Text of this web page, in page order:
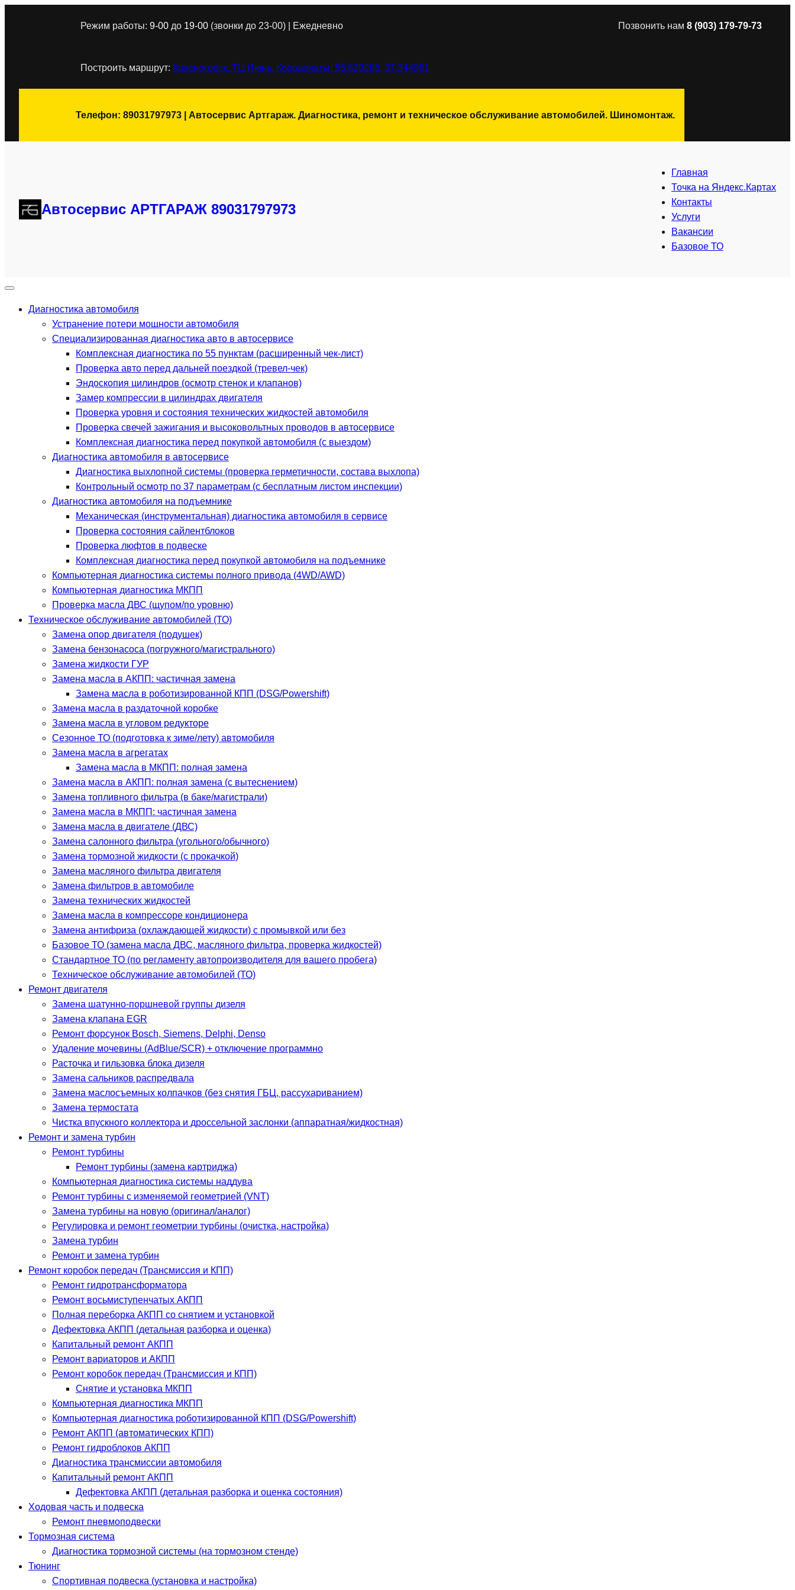
Режим работы: 9-00 до 19-00 (звонки до 23-00) | Ежедневно Позвонить нам 8 (903) 179-79-73
Построить маршрут: Красногорск, ТЦ Июнь, Координаты: 55.820288, 37.344961
Телефон: 89031797973 | Автосервис Артгараж. Диагностика, ремонт и техническое обслуживание автомобилей. Шиномонтаж.
Автосервис АРТГАРАЖ 89031797973
Главная
Точка на Яндекс.Картах
Контакты
Услуги
Вакансии
Базовое ТО
Диагностика автомобиля
Устранение потери мощности автомобиля
Специализированная диагностика авто в автосервисе
Комплексная диагностика по 55 пунктам (расширенный чек-лист)
Проверка авто перед дальней поездкой (тревел-чек)
Эндоскопия цилиндров (осмотр стенок и клапанов)
Замер компрессии в цилиндрах двигателя
Проверка уровня и состояния технических жидкостей автомобиля
Проверка свечей зажигания и высоковольтных проводов в автосервисе
Комплексная диагностика перед покупкой автомобиля (с выездом)
Диагностика автомобиля в автосервисе
Диагностика выхлопной системы (проверка герметичности, состава выхлопа)
Контрольный осмотр по 37 параметрам (с бесплатным листом инспекции)
Диагностика автомобиля на подъемнике
Механическая (инструментальная) диагностика автомобиля в сервисе
Проверка состояния сайлентблоков
Проверка люфтов в подвеске
Комплексная диагностика перед покупкой автомобиля на подъемнике
Компьютерная диагностика системы полного привода (4WD/AWD)
Компьютерная диагностика МКПП
Проверка масла ДВС (щупом/по уровню)
Техническое обслуживание автомобилей (ТО)
Замена опор двигателя (подушек)
Замена бензонасоса (погружного/магистрального)
Замена жидкости ГУР
Замена масла в АКПП: частичная замена
Замена масла в роботизированной КПП (DSG/Powershift)
Замена масла в раздаточной коробке
Замена масла в угловом редукторе
Сезонное ТО (подготовка к зиме/лету) автомобиля
Замена масла в агрегатах
Замена масла в МКПП: полная замена
Замена масла в АКПП: полная замена (с вытеснением)
Замена топливного фильтра (в баке/магистрали)
Замена масла в МКПП: частичная замена
Замена масла в двигателе (ДВС)
Замена салонного фильтра (угольного/обычного)
Замена тормозной жидкости (с прокачкой)
Замена масляного фильтра двигателя
Замена фильтров в автомобиле
Замена технических жидкостей
Замена масла в компрессоре кондиционера
Замена антифриза (охлаждающей жидкости) с промывкой или без
Базовое ТО (замена масла ДВС, масляного фильтра, проверка жидкостей)
Стандартное ТО (по регламенту автопроизводителя для вашего пробега)
Техническое обслуживание автомобилей (ТО)
Ремонт двигателя
Замена шатунно-поршневой группы дизеля
Замена клапана EGR
Ремонт форсунок Bosch, Siemens, Delphi, Denso
Удаление мочевины (AdBlue/SCR) + отключение программно
Расточка и гильзовка блока дизеля
Замена сальников распредвала
Замена маслосъемных колпачков (без снятия ГБЦ, рассухариванием)
Замена термостата
Чистка впускного коллектора и дроссельной заслонки (аппаратная/жидкостная)
Ремонт и замена турбин
Ремонт турбины
Ремонт турбины (замена картриджа)
Компьютерная диагностика системы наддува
Ремонт турбины с изменяемой геометрией (VNT)
Замена турбины на новую (оригинал/аналог)
Регулировка и ремонт геометрии турбины (очистка, настройка)
Замена турбин
Ремонт и замена турбин
Ремонт коробок передач (Трансмиссия и КПП)
Ремонт гидротрансформатора
Ремонт восьмиступенчатых АКПП
Полная переборка АКПП со снятием и установкой
Дефектовка АКПП (детальная разборка и оценка)
Капитальный ремонт АКПП
Ремонт вариаторов и АКПП
Ремонт коробок передач (Трансмиссия и КПП)
Снятие и установка МКПП
Компьютерная диагностика МКПП
Компьютерная диагностика роботизированной КПП (DSG/Powershift)
Ремонт АКПП (автоматических КПП)
Ремонт гидроблоков АКПП
Диагностика трансмиссии автомобиля
Капитальный ремонт АКПП
Дефектовка АКПП (детальная разборка и оценка состояния)
Ходовая часть и подвеска
Ремонт пневмоподвески
Тормозная система
Диагностика тормозной системы (на тормозном стенде)
Тюнинг
Спортивная подвеска (установка и настройка)